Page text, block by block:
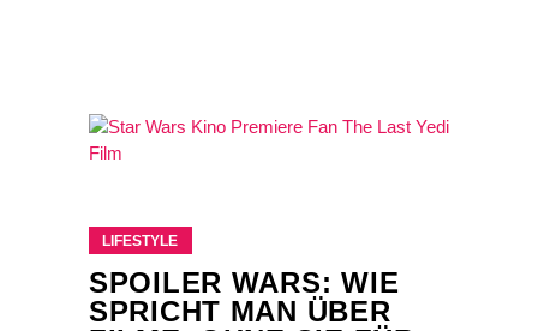
LIFESTYLE
SPOILER WARS: WIE
SPRICHT MAN ÜBER